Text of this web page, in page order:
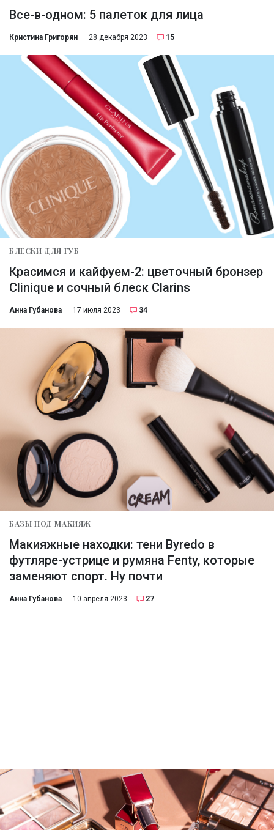
Все-в-одном: 5 палеток для лица
Кристина Григорян 28 декабря 2023 15
БЛЕСКИ ДЛЯ ГУБ
Красимся и кайфуем-2: цветочный бронзер
Clinique и сочный блеск Clarins
Анна Губанова 17 июля 2023 34
БАЗЫ ПОД МАКИЯЖ
Макияжные находки: тени Byredo в
футляре-устрице и румяна Fenty, которые
заменяют спорт. Ну почти
Анна Губанова 10 апреля 2023 27